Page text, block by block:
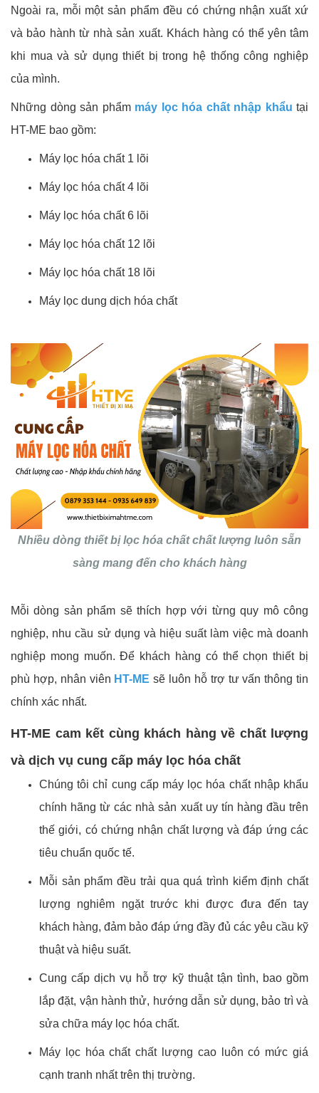
Ngoài ra, mỗi một sản phẩm đều có chứng nhận xuất xứ
và bảo hành từ nhà sản xuất. Khách hàng có thể yên tâm
khi mua và sử dụng thiết bị trong hệ thống công nghiệp
của mình.
Những dòng sản phẩm máy lọc hóa chất nhập khẩu tại
HT-ME bao gồm:
Máy lọc hóa chất 1 lõi
Máy lọc hóa chất 4 lõi
Máy lọc hóa chất 6 lõi
Máy lọc hóa chất 12 lõi
Máy lọc hóa chất 18 lõi
Máy lọc dung dịch hóa chất
Nhiều dòng thiết bị lọc hóa chất chất lượng luôn sẵn
sàng mang đến cho khách hàng
Mỗi dòng sản phẩm sẽ thích hợp với từng quy mô công
nghiệp, nhu cầu sử dụng và hiệu suất làm việc mà doanh
nghiệp mong muốn. Để khách hàng có thể chọn thiết bị
phù hợp, nhân viên HT-ME sẽ luôn hỗ trợ tư vấn thông tin
chính xác nhất.
HT-ME cam kết cùng khách hàng về chất lượng
và dịch vụ cung cấp máy lọc hóa chất
Chúng tôi chỉ cung cấp máy lọc hóa chất nhập khẩu
chính hãng từ các nhà sản xuất uy tín hàng đầu trên
thế giới, có chứng nhận chất lượng và đáp ứng các
tiêu chuẩn quốc tế.
Mỗi sản phẩm đều trải qua quá trình kiểm định chất
lượng nghiêm ngặt trước khi được đưa đến tay
khách hàng, đảm bảo đáp ứng đầy đủ các yêu cầu kỹ
thuật và hiệu suất.
Cung cấp dịch vụ hỗ trợ kỹ thuật tận tình, bao gồm
lắp đặt, vận hành thử, hướng dẫn sử dụng, bảo trì và
sửa chữa máy lọc hóa chất.
Máy lọc hóa chất chất lượng cao luôn có mức giá
cạnh tranh nhất trên thị trường.